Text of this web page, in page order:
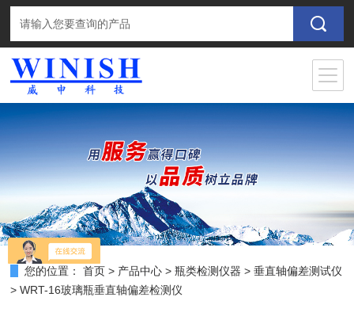
您的位置： 首页 > 产品中心 >瓶类检测仪器 >垂直轴偏差测试仪
> WRT-16玻璃瓶垂直轴偏差检测仪